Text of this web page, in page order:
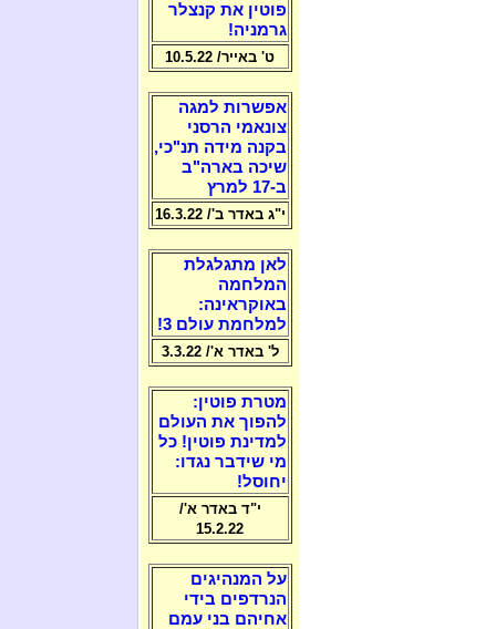
פוטין את קנצלר
גרמניה!
ט' באייר/ 10.5.22
אפשרות למגה
צונאמי הרסני
בקנה מידה תנ"כי,
שיכה בארה"ב
ב-17 למרץ
י"ג באדר ב'/ 16.3.22
לאן מתגלגלת
המלחמה
באוקראינה:
למלחמת עולם 3!
ל' באדר א'/ 3.3.22
מטרת פוטין:
להפוך את העולם
למדינת פוטין! כל
מי שידבר נגדו:
יחוסל!
י"ד באדר א'/
15.2.22
על המנהיגים
הנרדפים בידי
אחיהם בני עמם